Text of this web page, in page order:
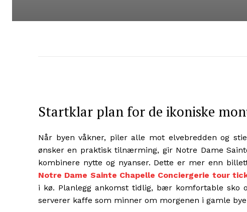
Startklar plan for de ikoniske
Når byen våkner, piler alle mot elvebredden og
ønsker en praktisk tilnærming, gir Notre Dame
kombinere nytte og nyanser. Dette er mer enn
Notre Dame Sainte Chapelle Conciergerie tour
i kø. Planlegg ankomst tidlig, bær komfortable sko
serverer kaffe som minner om morgenen i gamle